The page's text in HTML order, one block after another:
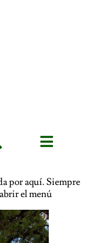
por aquí. Siempre
el menú